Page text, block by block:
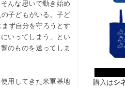
んな思いで動き始め
子どもがいる。子ど
ず自分を守ろうとす
いってしまう」とい
のものを送ってしま
用してきた米軍基地
購入はシ